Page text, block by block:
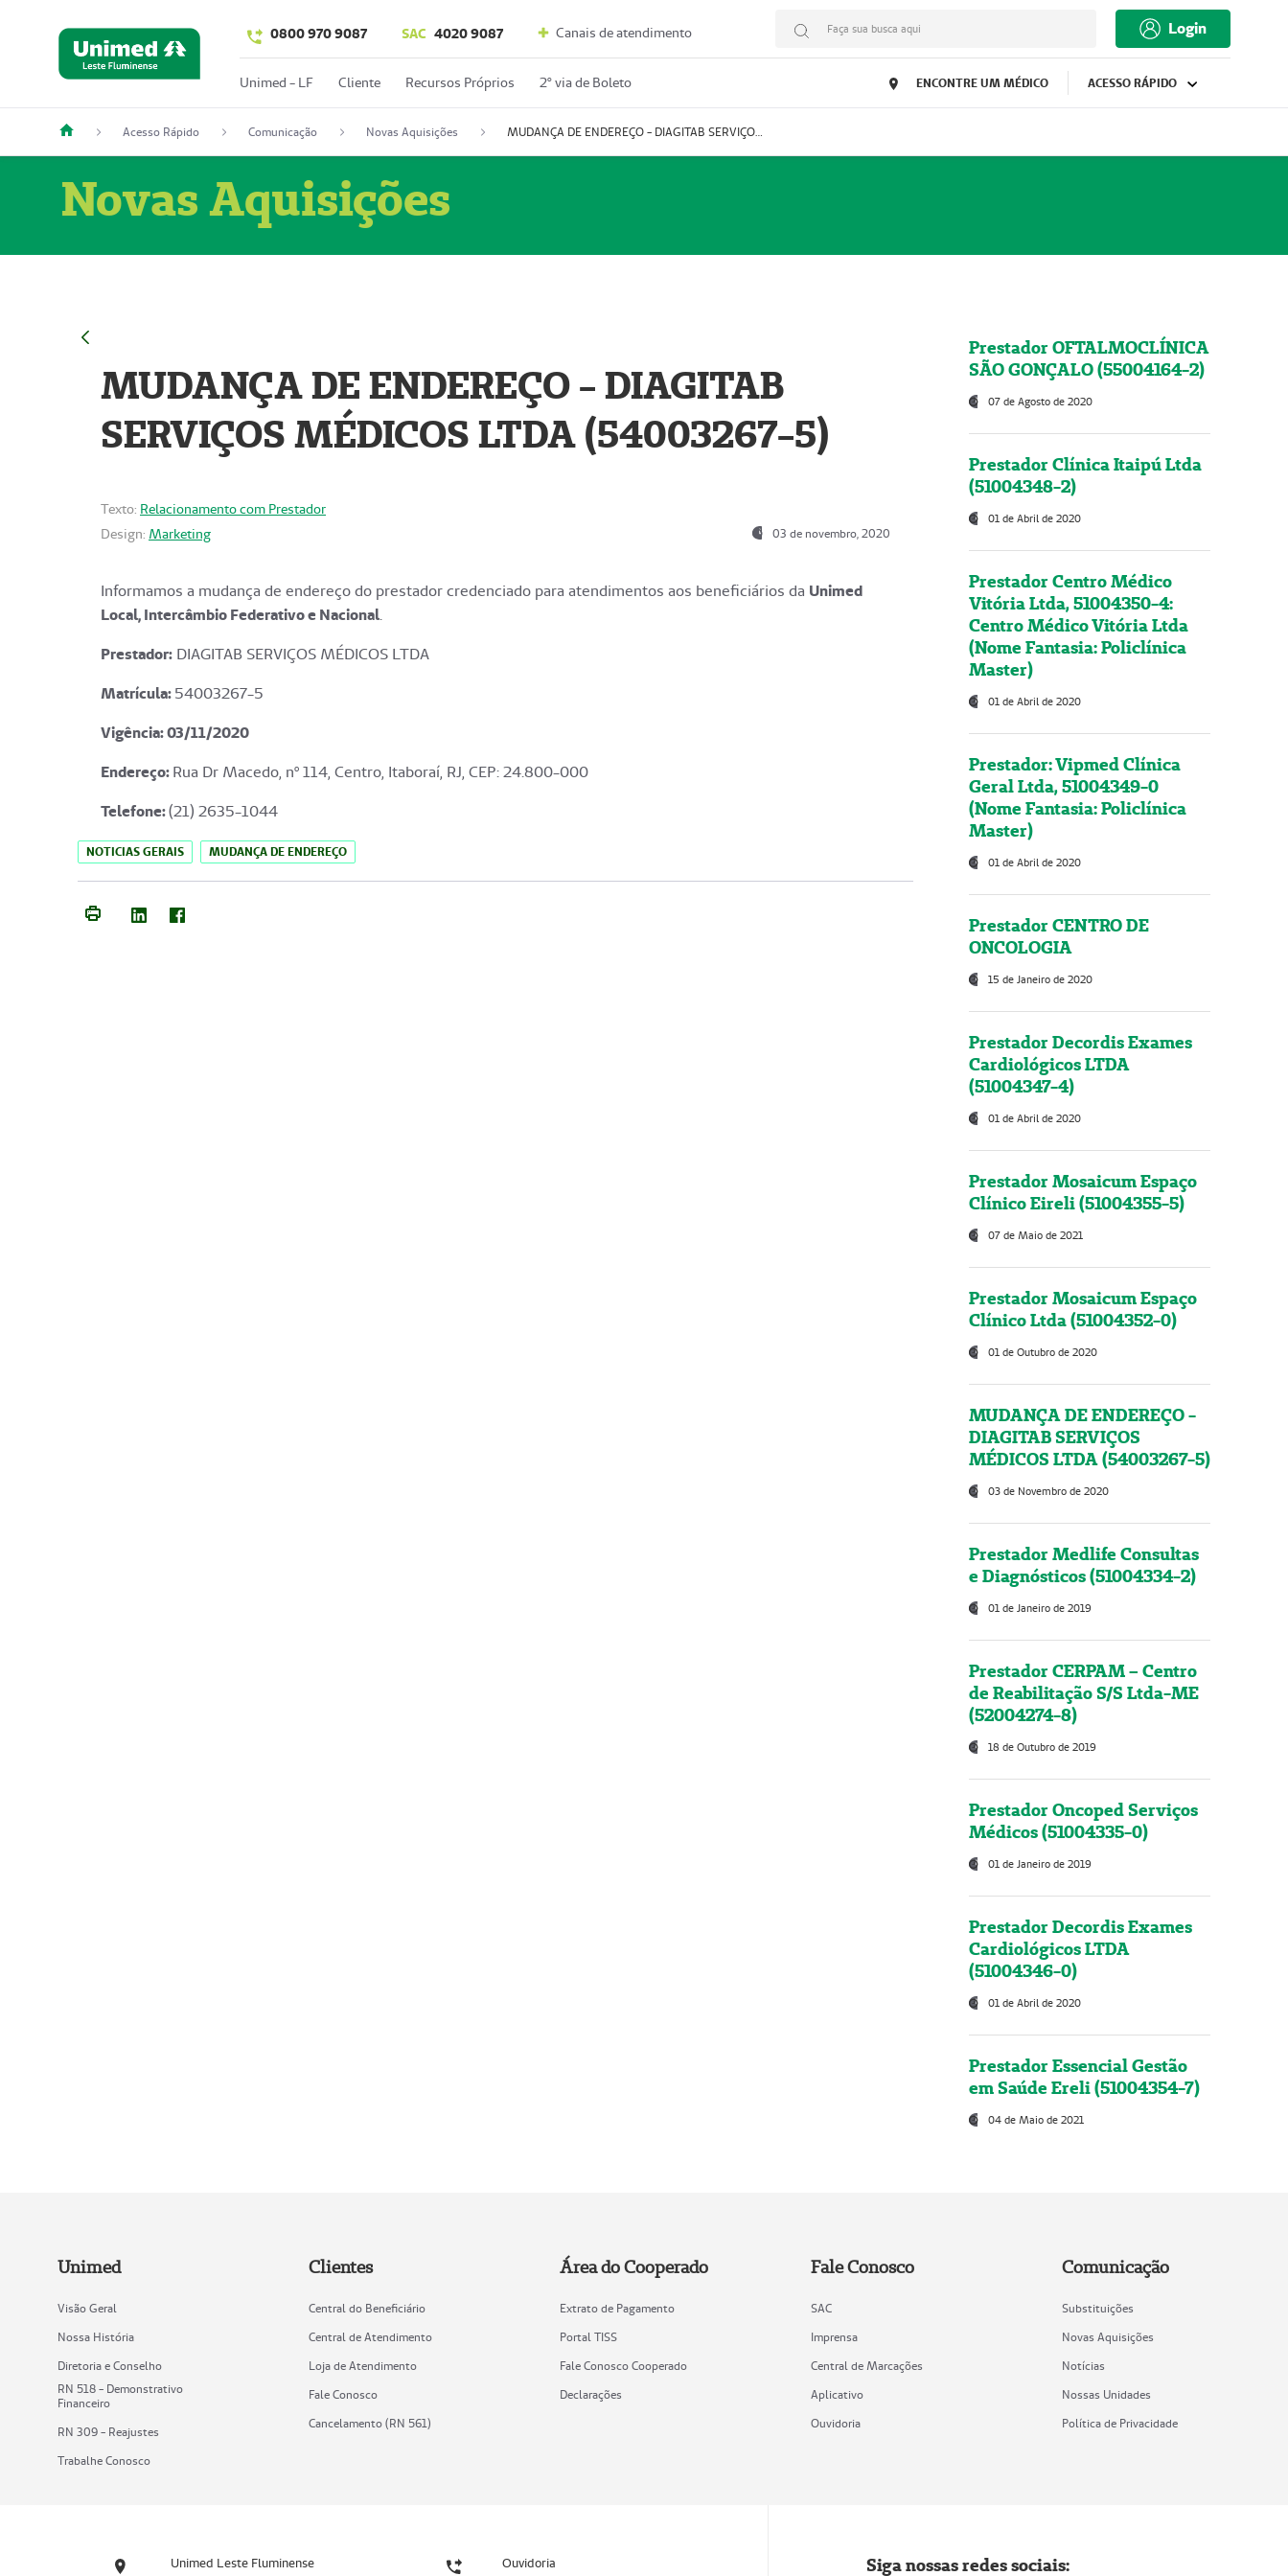
0800 970 9087 SAC 4020 9087 Canais de atendimento Faça sua busca aqui Login
Unimed - LF Cliente Recursos Próprios 2º via de Boleto ENCONTRE UM MÉDICO ACESSO RÁPIDO
Acesso Rápido Comunicação Novas Aquisições MUDANÇA DE ENDEREÇO - DIAGITAB SERVIÇOS MÉDICOS LTDA (54003267-5)
Novas Aquisições
MUDANÇA DE ENDEREÇO - DIAGITAB
SERVIÇOS MÉDICOS LTDA (54003267-5)
Texto: Relacionamento com Prestador
Design: Marketing 03 de novembro, 2020
Informamos a mudança de endereço do prestador credenciado para atendimentos aos beneficiários da Unimed
Local, Intercâmbio Federativo e Nacional.
Prestador: DIAGITAB SERVIÇOS MÉDICOS LTDA
Matrícula:54003267-5
Vigência: 03/11/2020
Endereço:Rua Dr Macedo, nº 114, Centro, Itaboraí, RJ, CEP: 24.800-000
Telefone:(21) 2635-1044
NOTICIAS GERAIS MUDANÇA DE ENDEREÇO
Prestador OFTALMOCLÍNICA
SÃO GONÇALO (55004164-2)
07 de Agosto de 2020
Prestador Clínica Itaipú Ltda
(51004348-2)
01 de Abril de 2020
Prestador Centro Médico
Vitória Ltda, 51004350-4:
Centro Médico Vitória Ltda
(Nome Fantasia: Policlínica
Master)
01 de Abril de 2020
Prestador: Vipmed Clínica
Geral Ltda, 51004349-0
(Nome Fantasia: Policlínica
Master)
01 de Abril de 2020
Prestador CENTRO DE
ONCOLOGIA
15 de Janeiro de 2020
Prestador Decordis Exames
Cardiológicos LTDA
(51004347-4)
01 de Abril de 2020
Prestador Mosaicum Espaço
Clínico Eireli (51004355-5)
07 de Maio de 2021
Prestador Mosaicum Espaço
Clínico Ltda (51004352-0)
01 de Outubro de 2020
MUDANÇA DE ENDEREÇO -
DIAGITAB SERVIÇOS
MÉDICOS LTDA (54003267-5)
03 de Novembro de 2020
Prestador Medlife Consultas
e Diagnósticos (51004334-2)
01 de Janeiro de 2019
Prestador CERPAM – Centro
de Reabilitação S/S Ltda-ME
(52004274-8)
18 de Outubro de 2019
Prestador Oncoped Serviços
Médicos (51004335-0)
01 de Janeiro de 2019
Prestador Decordis Exames
Cardiológicos LTDA
(51004346-0)
01 de Abril de 2020
Prestador Essencial Gestão
em Saúde Ereli (51004354-7)
04 de Maio de 2021
Unimed
Visão Geral
Nossa História
Diretoria e Conselho
RN 518 - Demonstrativo
Financeiro
RN 309 - Reajustes
Trabalhe Conosco
Clientes
Central do Beneficiário
Central de Atendimento
Loja de Atendimento
Fale Conosco
Cancelamento (RN 561)
Área do Cooperado
Extrato de Pagamento
Portal TISS
Fale Conosco Cooperado
Declarações
Fale Conosco
SAC
Imprensa
Central de Marcações
Aplicativo
Ouvidoria
Comunicação
Substituições
Novas Aquisições
Notícias
Nossas Unidades
Política de Privacidade
Unimed Leste Fluminense Ouvidoria Siga nossas redes sociais: